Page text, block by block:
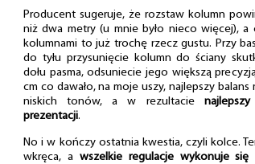
Producent sugeruje, że rozstaw kolumn
niż dwa metry (u mnie było nieco więcej), a
kolumnami to już trochę rzecz gustu. Przy
do tyłu przysunięcie kolumn do ściany
dołu pasma, odsuniecie jego większą
cm co dawało, na moje uszy, najlepszy
niskich tonów, a w rezultacie
prezentacji.
No i w kończy ostatnia kwestia, czyli kolce.
wkręca, a wszelkie regulacje wykonuje się